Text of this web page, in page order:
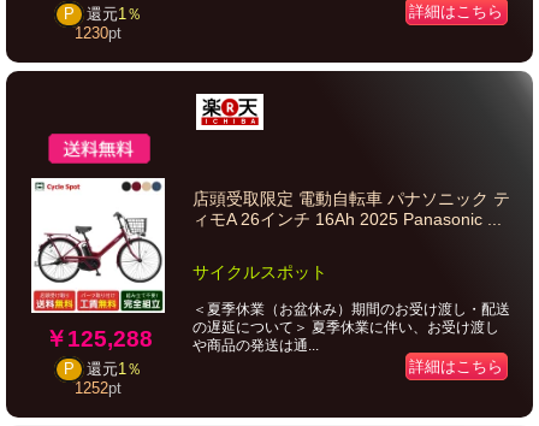
P 還元1％
1230pt
詳細はこちら
￥125,288
P 還元1％
1252pt
店頭受取限定 電動自転車 パナソニック テ
ィモA 26インチ 16Ah 2025 Panasonic ...
サイクルスポット
＜夏季休業（お盆休み）期間のお受け渡し・配送
の遅延について＞ 夏季休業に伴い、お受け渡し
や商品の発送は通...
詳細はこちら